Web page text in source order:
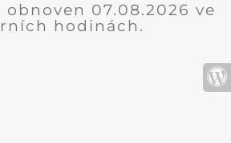
obnoven 07.08.2026 ve
hodinách.